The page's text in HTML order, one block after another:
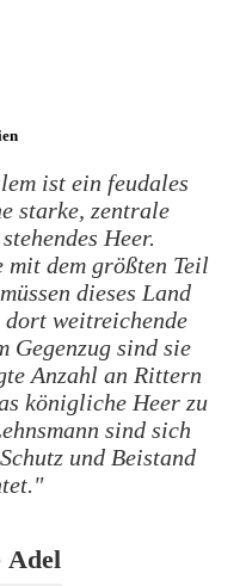
ist ein feudales
starke, zentrale
Heer.
mit dem größten Teil
dieses Land
weitreichende
Gegenzug sind sie
Anzahl an Rittern
königliche Heer zu
sind sich
und Beistand
Adel